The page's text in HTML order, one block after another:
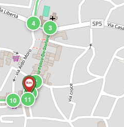
1
2
3
4
10 11
12